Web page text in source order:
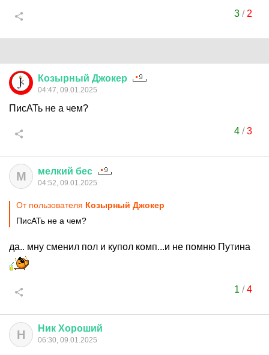
3/ 2
Козырный Джокер
04:47, 09.01.2025
ПисАТь не а чем?
4/3
М мелкий бес
04:52, 09.01.2025
От пользователя Козырный Джокер
ПисАТь не а чем?
да.. мну сменил пол и купол комп...и не помню Путина
1 /4
Н Ник Хороший
06:30, 09.01.2025